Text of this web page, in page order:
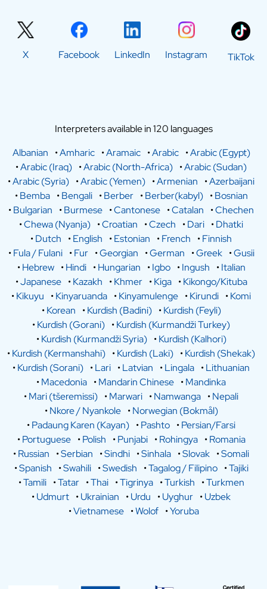
X Facebook LinkedIn Instagram TikTok
Interpreters available in 120 languages
Albanian
•Amharic •Aramaic •Arabic •Arabic (Egypt)
•Arabic (Iraq) •Arabic (North-Africa) •Arabic (Sudan)
•Arabic (Syria) •Arabic (Yemen) •Armenian •Azerbaijani
•Bemba •Bengali •Berber •Berber(kabyl) •Bosnian
•Bulgarian •Burmese •Cantonese •Catalan •Chechen
•Chewa (Nyanja) •Croatian •Czech •Dari •Dhatki
•Dutch •English •Estonian •French •Finnish
•Fula / Fulani •Fur •Georgian •German •Greek •Gusii
•Hebrew •Hindi •Hungarian •Igbo •Ingush •Italian
•Japanese •Kazakh •Khmer •Kiga •Kikongo/Kituba
•Kikuyu •Kinyaruanda •Kinyamulenge •Kirundi •Komi
•Korean •Kurdish (Badini) •Kurdish (Feyli)
•Kurdish (Gorani) •Kurdish (Kurmandži Turkey)
•Kurdish (Kurmandži Syria) •Kurdish (Kalhori)
•Kurdish (Kermanshahi) •Kurdish (Laki) •Kurdish (Shekak)
•Kurdish (Sorani) •Lari •Latvian •Lingala •Lithuanian
•Macedonia •Mandarin Chinese •Mandinka
•Mari (tšeremissi) •Marwari •Namwanga •Nepali
•Nkore / Nyankole •Norwegian (Bokmål)
•Padaung Karen (Kayan) •Pashto •Persian/Farsi
•Portuguese •Polish •Punjabi •Rohingya •Romania
•Russian •Serbian •Sindhi •Sinhala •Slovak •Somali
•Spanish •Swahili •Swedish •Tagalog / Filipino •Tajiki
•Tamili •Tatar •Thai •Tigrinya •Turkish •Turkmen
•Udmurt •Ukrainian •Urdu •Uyghur •Uzbek
•Vietnamese •Wolof •Yoruba